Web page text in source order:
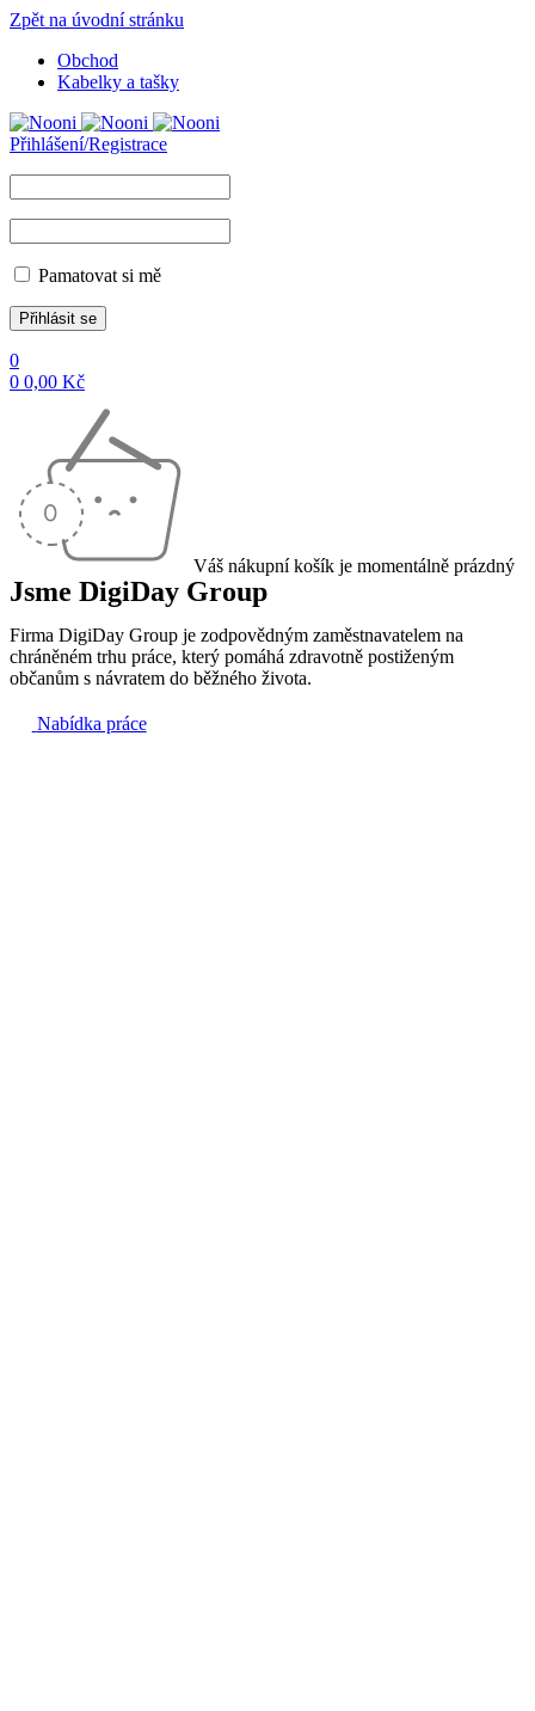
Zpět na úvodní stránku
Obchod
Kabelky a tašky
Přihlášení/Registrace
Pamatovat si mě
0
0 0,00 Kč
Váš nákupní košík je momentálně prázdný
Jsme DigiDay Group
Firma DigiDay Group je zodpovědným zaměstnavatelem na
chráněném trhu práce, který pomáhá zdravotně postiženým
občanům s návratem do běžného života.
Nabídka práce